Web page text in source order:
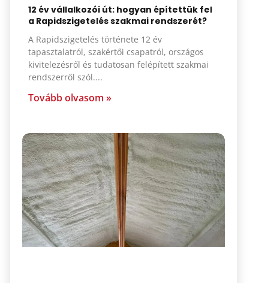
12 év vállalkozói út: hogyan építettük fel
a Rapidszigetelés szakmai rendszerét?
A Rapidszigetelés története 12 év
tapasztalatról, szakértői csapatról, országos
kivitelezésről és tudatosan felépített szakmai
rendszerről szól.
Tovább olvasom »